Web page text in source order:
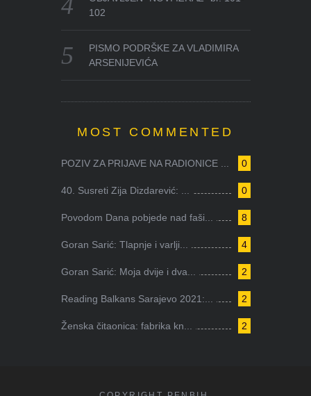
102
PISMO PODRŠKE ZA VLADIMIRA
ARSENIJEVIĆA
MOST COMMENTED
0
POZIV ZA PRIJAVE NA RADIONICE ...
0
40. Susreti Zija Dizdarević: ...
8
Povodom Dana pobjede nad faši...
4
Goran Sarić: Tlapnje i varlji...
2
Goran Sarić: Moja dvije i dva...
2
Reading Balkans Sarajevo 2021:...
2
Ženska čitaonica: fabrika kn...